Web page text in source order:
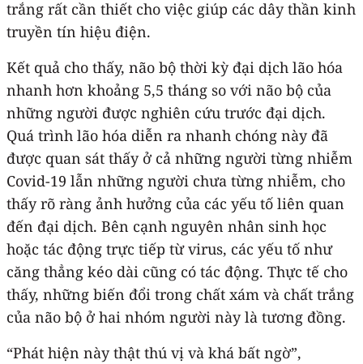
trắng rất cần thiết cho việc giúp các dây thần kinh
truyền tín hiệu điện.
Kết quả cho thấy, não bộ thời kỳ đại dịch lão hóa
nhanh hơn khoảng 5,5 tháng so với não bộ của
những người được nghiên cứu trước đại dịch.
Quá trình lão hóa diễn ra nhanh chóng này đã
được quan sát thấy ở cả những người từng nhiễm
Covid-19 lẫn những người chưa từng nhiễm, cho
thấy rõ ràng ảnh hưởng của các yếu tố liên quan
đến đại dịch. Bên cạnh nguyên nhân sinh học
hoặc tác động trực tiếp từ virus, các yếu tố như
căng thẳng kéo dài cũng có tác động. Thực tế cho
thấy, những biến đổi trong chất xám và chất trắng
của não bộ ở hai nhóm người này là tương đồng.
“Phát hiện này thật thú vị và khá bất ngờ”,